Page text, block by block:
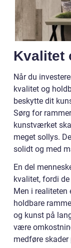
Kvalitet
Når du
kvalitet og
beskytte dit
Sørg for
kunstværket
meget sollys.
solidt og med
En del
kvalitet, fordi
Men i realiteten
holdbare
og kunst på
være
medføre